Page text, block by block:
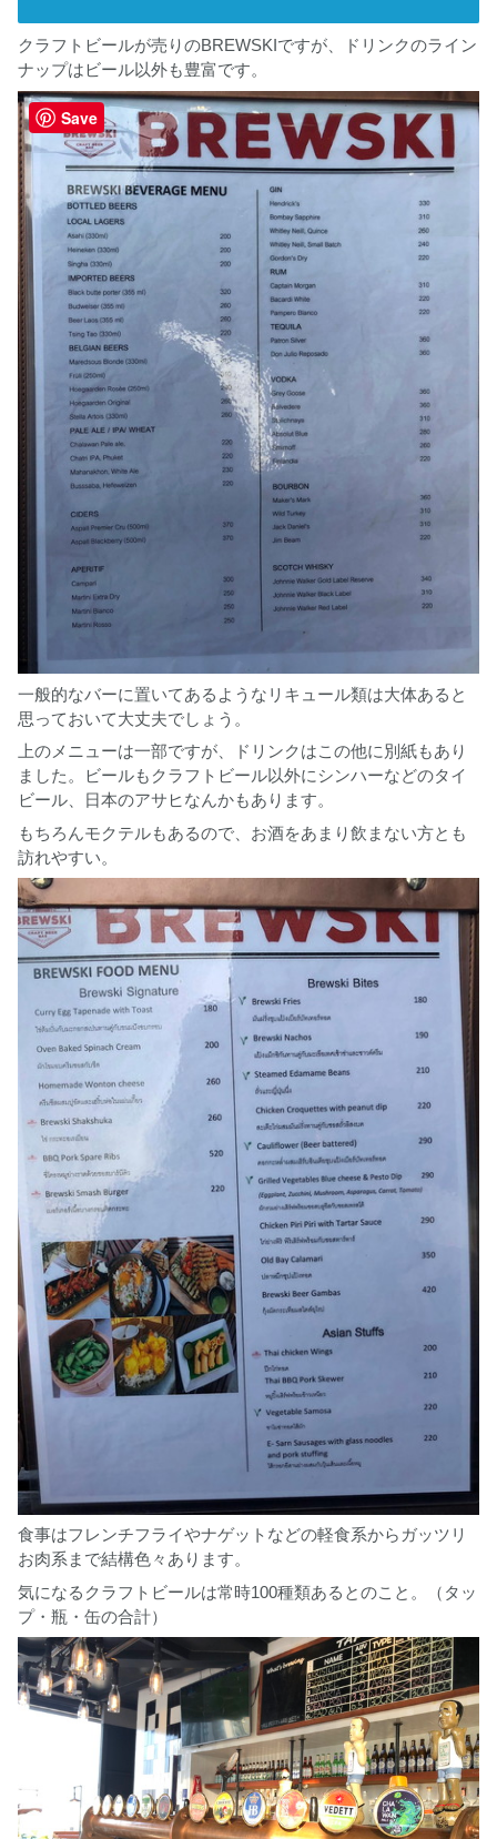
クラフトビールが売りのBREWSKIですが、ドリンクのライン
ナップはビール以外も豊富です。
一般的なバーに置いてあるようなリキュール類は大体あると
思っておいて大丈夫でしょう。
上のメニューは一部ですが、ドリンクはこの他に別紙もあり
ました。ビールもクラフトビール以外にシンハーなどのタイ
ビール、日本のアサヒなんかもあります。
もちろんモクテルもあるので、お酒をあまり飲まない方とも
訪れやすい。
食事はフレンチフライやナゲットなどの軽食系からガッツリ
お肉系まで結構色々あります。
気になるクラフトビールは常時100種類あるとのこと。（タッ
プ・瓶・缶の合計）
Save